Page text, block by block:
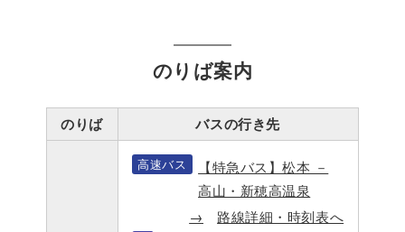
のりば案内
のりば バスの行き先
高速バス
【特急バス】松本 －
高山・新穂高温泉
路線詳細・時刻表へ